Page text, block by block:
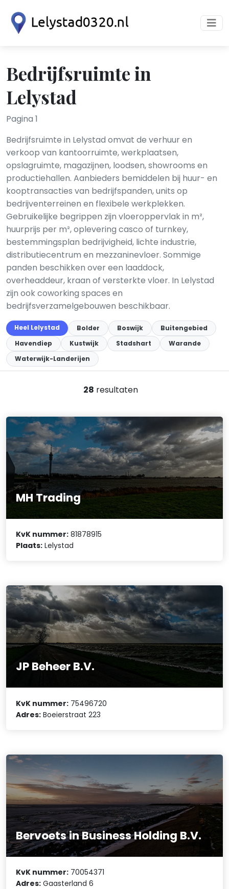
Bedrijfsruimte in
Lelystad
Pagina 1
Bedrijfsruimte in Lelystad omvat de verhuur en
verkoop van kantoorruimte, werkplaatsen,
opslagruimte, magazijnen, loodsen, showrooms en
productiehallen. Aanbieders bemiddelen bij huur- en
kooptransacties van bedrijfspanden, units op
bedrijventerreinen en flexibele werkplekken.
Gebruikelijke begrippen zijn vloeroppervlak in m²,
huurprijs per m², oplevering casco of turnkey,
bestemmingsplan bedrijvigheid, lichte industrie,
distributiecentrum en mezzaninevloer. Sommige
panden beschikken over een laaddock,
overheaddeur, kraan of versterkte vloer. In Lelystad
zijn ook coworking spaces en
bedrijfsverzamelgebouwen beschikbaar.
Heel Lelystad Bolder Boswijk
Buitengebied
Havendiep
Kustwijk Stadshart
Warande
Waterwijk-Landerijen
28 resultaten
MH Trading
KvK nummer: 81878915
Plaats: Lelystad
JP Beheer B.V.
KvK nummer: 75496720
Adres: Boeierstraat 223
Bervoets in Business Holding B.V.
KvK nummer: 70054371
Adres: Gaasterland 6